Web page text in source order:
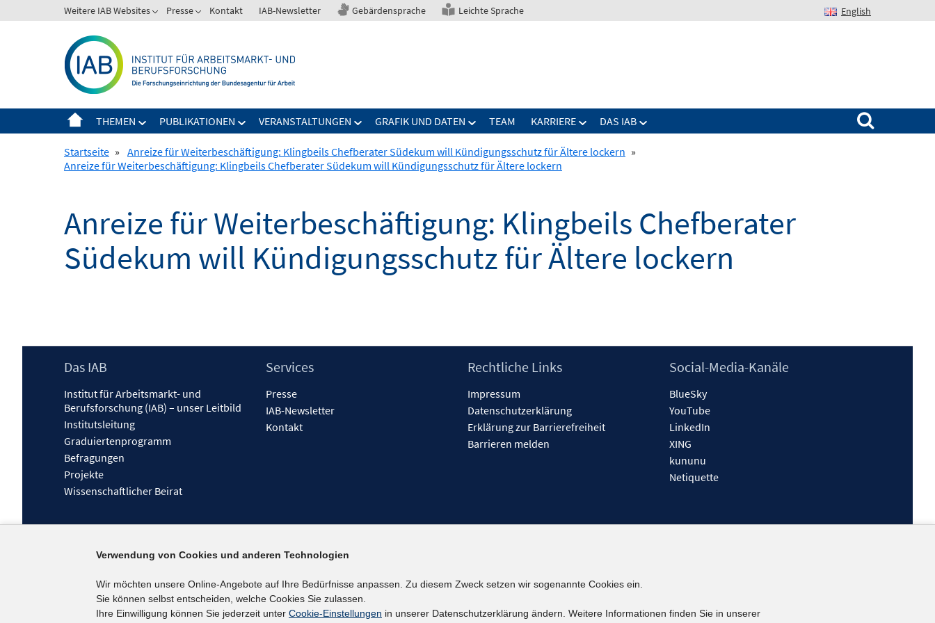
zum
Weitere IAB Websites Presse Kontakt IAB-Newsletter Gebärdensprache Leichte Sprache English
THEMEN PUBLIKATIONEN VERANSTALTUNGEN GRAFIK UND DATEN TEAM KARRIERE DAS IAB
Suchen nach:
Startseite » Anreize für Weiterbeschäftigung: Klingbeils Chefberater Südekum will Kündigungsschutz für Ältere lockern »
Anreize für Weiterbeschäftigung: Klingbeils Chefberater Südekum will Kündigungsschutz für Ältere lockern
Anreize für Weiterbeschäftigung: Klingbeils Chefberater
Südekum will Kündigungsschutz für Ältere lockern
Footer
Das IAB
Institut für Arbeitsmarkt- und
Berufsforschung (IAB) – unser Leitbild
Institutsleitung
Graduiertenprogramm
Befragungen
Projekte
Wissenschaftlicher Beirat
Services
Presse
IAB-Newsletter
Kontakt
Rechtliche Links
Impressum
Datenschutzerklärung
Erklärung zur Barrierefreiheit
Barrieren melden
Social-Media-Kanäle
BlueSky
YouTube
LinkedIn
XING
kununu
Netiquette
Verwendung von Cookies und anderen Technologien
Wir möchten unsere Online-Angebote auf Ihre Bedürfnisse anpassen. Zu diesem Zweck setzen wir sogenannte Cookies ein.
Sie können selbst entscheiden, welche Cookies Sie zulassen.
Ihre Einwilligung können Sie jederzeit unter Cookie-Einstellungen in unserer Datenschutzerklärung ändern. Weitere Informationen finden Sie in unserer